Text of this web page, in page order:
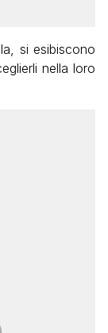
si esibiscono
nella loro